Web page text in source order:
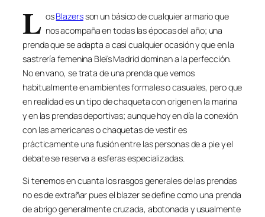
L osBlazersson un básico de cualquier armario que
nos acompaña en todas las épocas del año; una
prenda que se adapta a casi cualquier ocasión y que en la
sastrería femenina Bleïs Madrid dominan a la perfección.
No en vano, se trata de una prenda que vemos
habitualmente en ambientes formales o casuales, pero que
en realidad es un tipo de chaqueta con origen en la marina
y en las prendas deportivas; aunque hoy en día la conexión
con las americanas o chaquetas de vestir es
prácticamente una fusión entre las personas de a pie y el
debate se reserva a esferas especializadas.
Si tenemos en cuanta los rasgos generales de las prendas
no es de extrañar pues el blazer se define como una prenda
de abrigo generalmente cruzada, abotonada y usualmente